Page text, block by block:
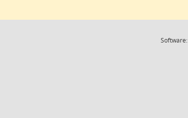
Software: